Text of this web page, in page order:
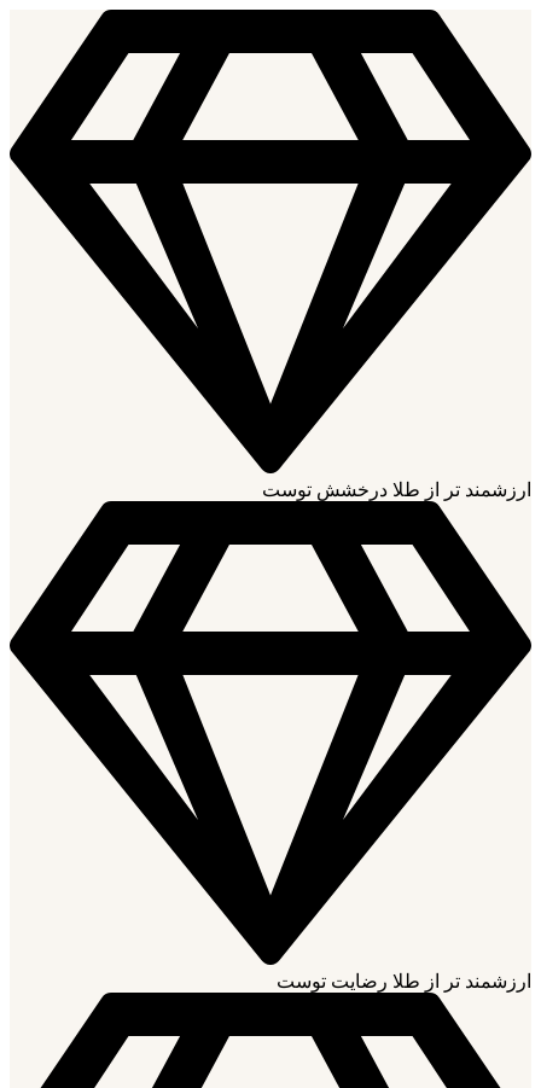
ارزشمند تر از طلا درخشش توست
ارزشمند تر از طلا رضایت توست